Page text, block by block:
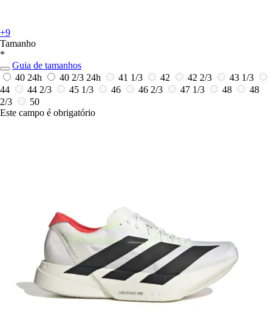
+9
Tamanho
*
Guia de tamanhos
40 24h 40 2/3 24h 41 1/3 42 42 2/3
43 1/3
44
44 2/3 45 1/3 46 46 2/3 47 1/3 48
48
2/3
50
Este campo é obrigatório